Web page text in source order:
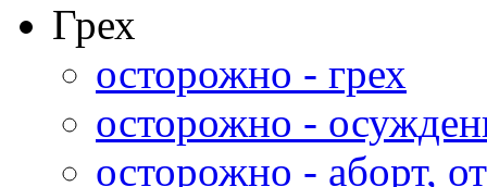
Грех
осторожно - грех
осторожно -
осторожно - аборт,